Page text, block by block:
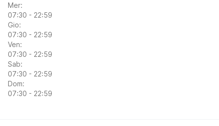
Mer:
07:30 - 22:59
Gio:
07:30 - 22:59
Ven:
07:30 - 22:59
Sab:
07:30 - 22:59
Dom:
07:30 - 22:59